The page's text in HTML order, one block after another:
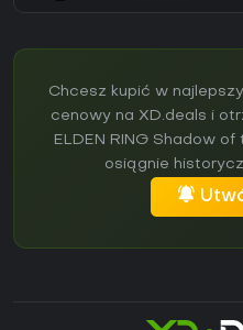
Chcesz kupić w
cenowy na XD.deals i
ELDEN RING Shadow
osiągnie